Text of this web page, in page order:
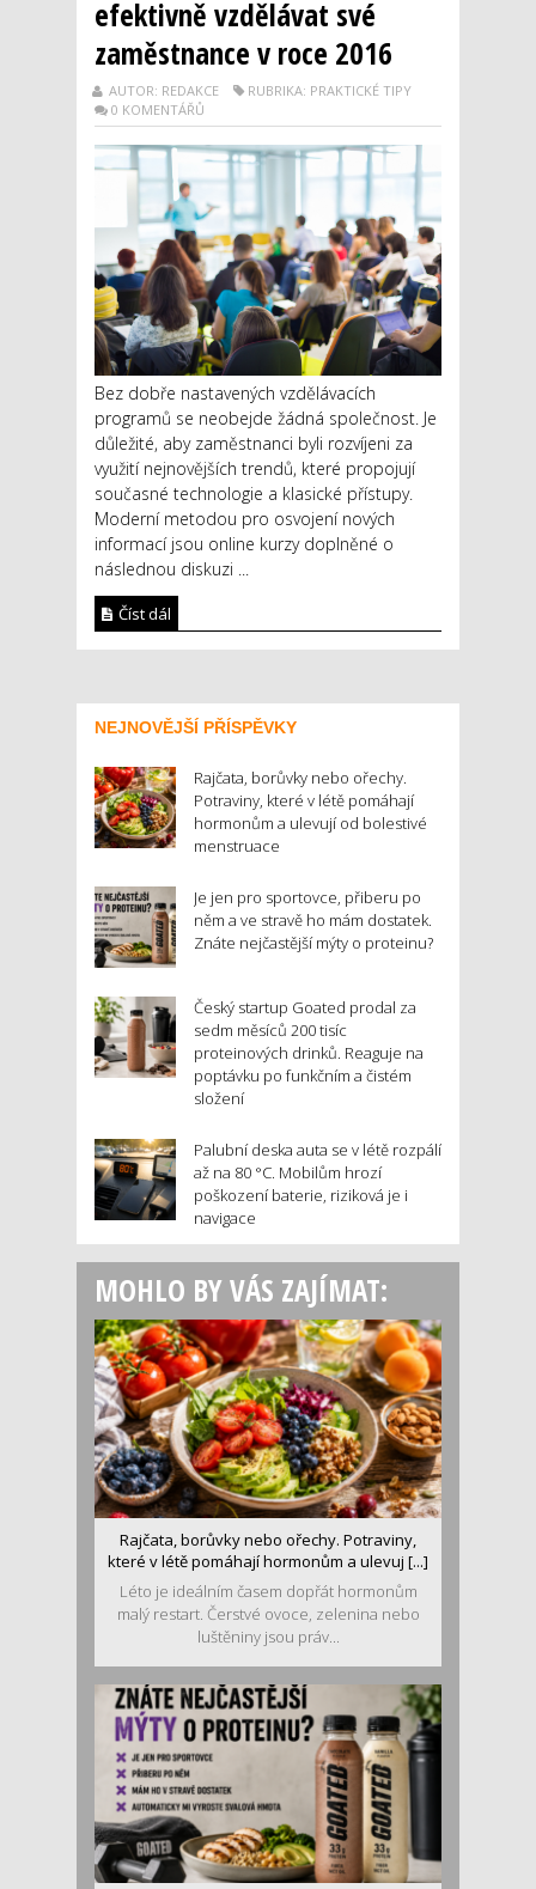
efektivně vzdělávat své
zaměstnance v roce 2016
AUTOR: REDAKCE
RUBRIKA: PRAKTICKÉ TIPY
0 KOMENTÁŘŮ
Bez dobře nastavených vzdělávacích
programů se neobejde žádná společnost. Je
důležité, aby zaměstnanci byli rozvíjeni za
využití nejnovějších trendů, které propojují
současné technologie a klasické přístupy.
Moderní metodou pro osvojení nových
informací jsou online kurzy doplněné o
následnou diskuzi ...
Číst dál
NEJNOVĚJŠÍ PŘÍSPĚVKY
Rajčata, borůvky nebo ořechy.
Potraviny, které v létě pomáhají
hormonům a ulevují od bolestivé
menstruace
Je jen pro sportovce, přiberu po
něm a ve stravě ho mám dostatek.
Znáte nejčastější mýty o proteinu?
Český startup Goated prodal za
sedm měsíců 200 tisíc
proteinových drinků. Reaguje na
poptávku po funkčním a čistém
složení
Palubní deska auta se v létě rozpálí
až na 80 °C. Mobilům hrozí
poškození baterie, riziková je i
navigace
MOHLO BY VÁS ZAJÍMAT:
Rajčata, borůvky nebo ořechy. Potraviny,
které v létě pomáhají hormonům a ulevuj [...]
Léto je ideálním časem dopřát hormonům
malý restart. Čerstvé ovoce, zelenina nebo
luštěniny jsou práv...